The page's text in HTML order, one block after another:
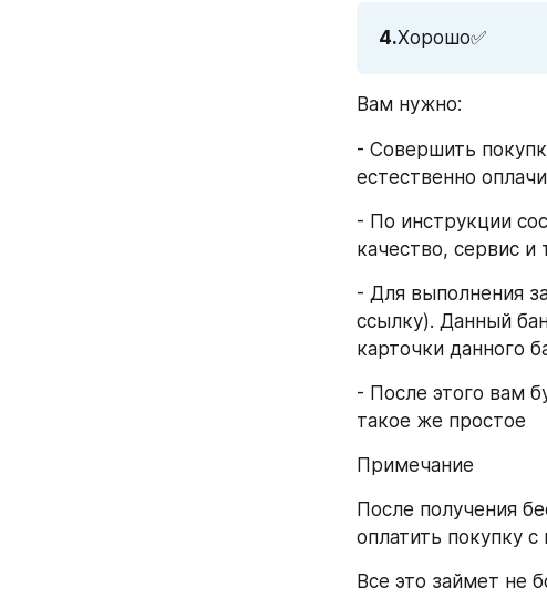
4.Хорошо✅
Вам нужно:
- Совершить
естественно
- По инструкции
качество, сервис
- Для выполнения
ссылку). Данный
карточки данного
- После этого вам
такое же простое
Примечание
После получения
оплатить покупку
Все это займет не